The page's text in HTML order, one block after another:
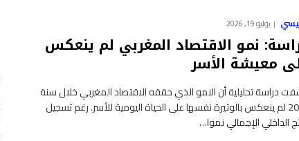
يوليو 19, 2026
نمو الاقتصاد المغربي لم ينعكس
معيشة الأسر
دراسة تحليلية أن النمو الذي حققه الاقتصاد المغربي خلال سنة
2024 لم ينعكس بالوتيرة نفسها على الحياة اليومية للأسر. رغم تسجيل
الداخلي الإجمالي نموا…